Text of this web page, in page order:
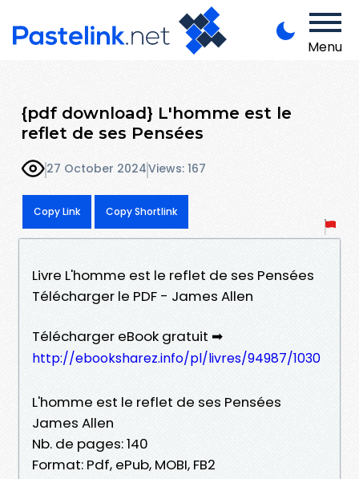
Menu
{pdf download} L'homme est le
reflet de ses Pensées
27 October 2024Views: 167
Copy Link Copy Shortlink
Livre L'homme est le reflet de ses Pensées
Télécharger le PDF - James Allen
Télécharger eBook gratuit ➡
http://ebooksharez.info/pl/livres/94987/1030
L'homme est le reflet de ses Pensées
James Allen
Nb. de pages: 140
Format: Pdf, ePub, MOBI, FB2